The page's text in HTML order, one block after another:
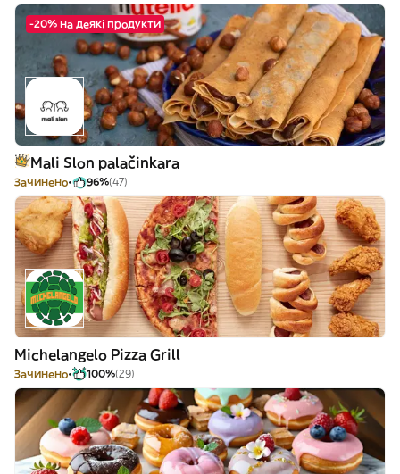
-20% на деякі продукти
Mali Slon palačinkara
Зачинено 96%(47)
Michelangelo Pizza Grill
Зачинено 100%(29)